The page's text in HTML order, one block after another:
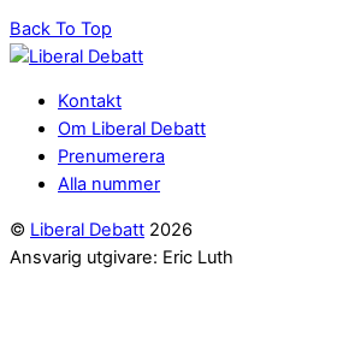
Back To Top
Kontakt
Om Liberal Debatt
Prenumerera
Alla nummer
© Liberal Debatt 2026
Ansvarig utgivare: Eric Luth